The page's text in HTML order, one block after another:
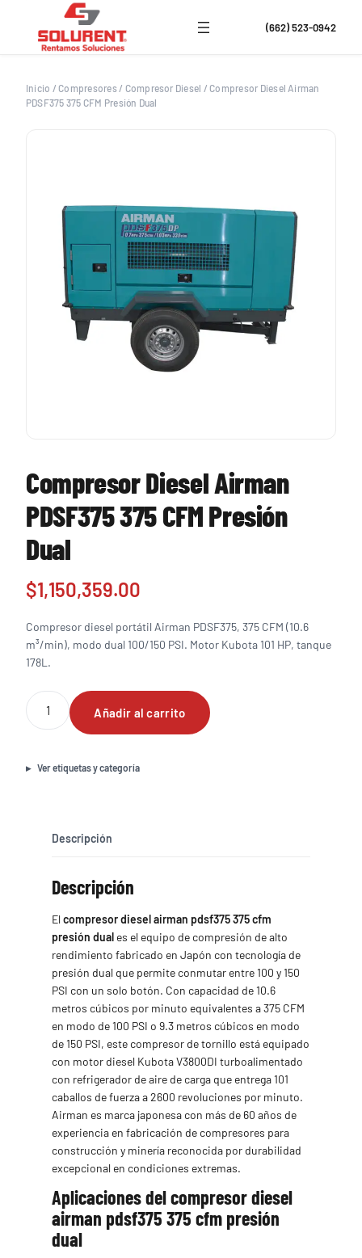
contenido
(662) 523-0942
Inicio /Compresores/ Compresor Diesel /Compresor Diesel Airman
PDSF375 375 CFM Presión Dual
Compresor Diesel Airman
PDSF375 375 CFM Presión
Dual
$1,150,359.00
Compresor diesel portátil Airman PDSF375, 375 CFM (10.6
m³/min), modo dual 100/150 PSI. Motor Kubota 101 HP, tanque
178L.
Compresor
Diesel
Airman
375
cantidad
Añadir al carrito
Ver etiquetas y categoría
Descripción
Descripción
Elcompresor diesel airman pdsf375 375 cfm
presión dual es el equipo de compresión de alto
rendimiento fabricado en Japón con tecnología de
presión dual que permite conmutar entre 100 y 150
PSI con un solo botón. Con capacidad de 10.6
metros cúbicos por minuto equivalentes a 375 CFM
en modo de 100 PSI o 9.3 metros cúbicos en modo
de 150 PSI, este compresor de tornillo está equipado
con motor diesel Kubota V3800DI turboalimentado
con refrigerador de aire de carga que entrega 101
caballos de fuerza a 2600 revoluciones por minuto.
Airman es marca japonesa con más de 60 años de
experiencia en fabricación de compresores para
construcción y minería reconocida por durabilidad
excepcional en condiciones extremas.
Aplicaciones del compresor diesel
airman pdsf375 375 cfm presión
dual